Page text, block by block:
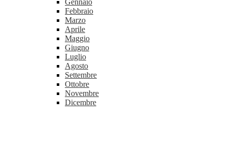
Gennaio
Febbraio
Marzo
Aprile
Maggio
Giugno
Luglio
Agosto
Settembre
Ottobre
Novembre
Dicembre